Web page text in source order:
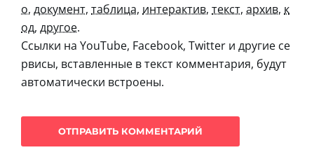
о, документ, таблица, интерактив, текст, архив, к
од, другое.
Ссылки на YouTube, Facebook, Twitter и другие се
рвисы, вставленные в текст комментария, будут
автоматически встроены.